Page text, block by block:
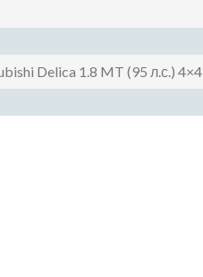
Delica 1.8 MT (95 л.с.) 4×4